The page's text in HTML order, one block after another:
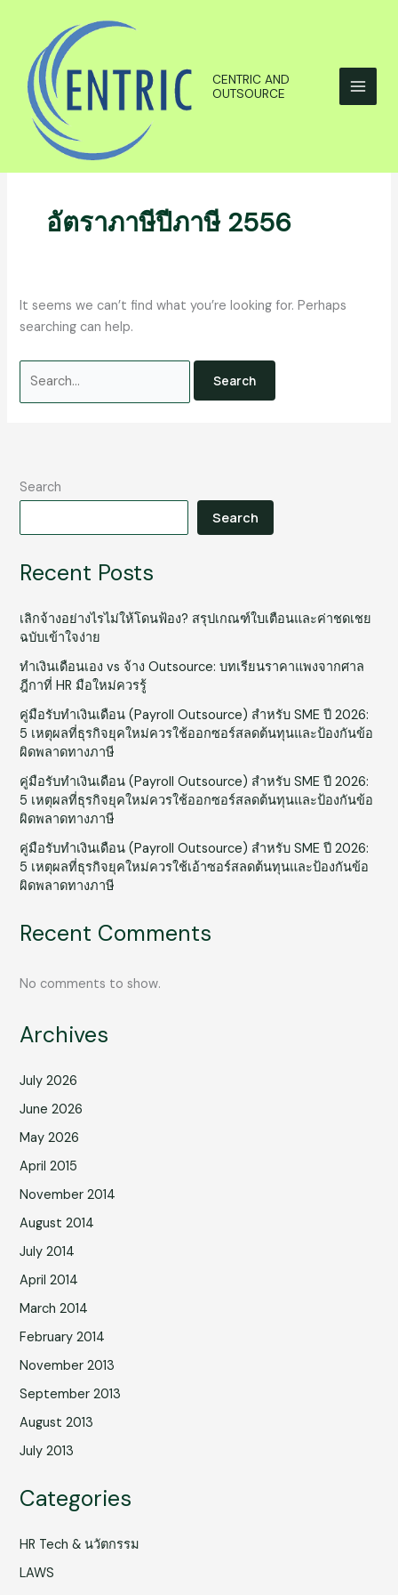
content
CENTRIC AND
OUTSOURCE
อัตราภาษีปีภาษี 2556
It seems we can’t find what you’re looking for. Perhaps
searching can help.
Search
Search
Recent Posts
เลิกจ้างอย่างไรไม่ให้โดนฟ้อง? สรุปเกณฑ์ใบเตือนและค่าชดเชย
ฉบับเข้าใจง่าย
ทำเงินเดือนเอง vs จ้าง Outsource: บทเรียนราคาแพงจากศาล
ฎีกาที่ HR มือใหม่ควรรู้
คู่มือรับทำเงินเดือน (Payroll Outsource) สำหรับ SME ปี 2026:
5 เหตุผลที่ธุรกิจยุคใหม่ควรใช้ออกซอร์สลดต้นทุนและป้องกันข้อ
ผิดพลาดทางภาษี
คู่มือรับทำเงินเดือน (Payroll Outsource) สำหรับ SME ปี 2026:
5 เหตุผลที่ธุรกิจยุคใหม่ควรใช้ออกซอร์สลดต้นทุนและป้องกันข้อ
ผิดพลาดทางภาษี
คู่มือรับทำเงินเดือน (Payroll Outsource) สำหรับ SME ปี 2026:
5 เหตุผลที่ธุรกิจยุคใหม่ควรใช้เอ้าซอร์สลดต้นทุนและป้องกันข้อ
ผิดพลาดทางภาษี
Recent Comments
No comments to show.
Archives
July 2026
June 2026
May 2026
April 2015
November 2014
August 2014
July 2014
April 2014
March 2014
February 2014
November 2013
September 2013
August 2013
July 2013
Categories
HR Tech & นวัตกรรม
LAWS